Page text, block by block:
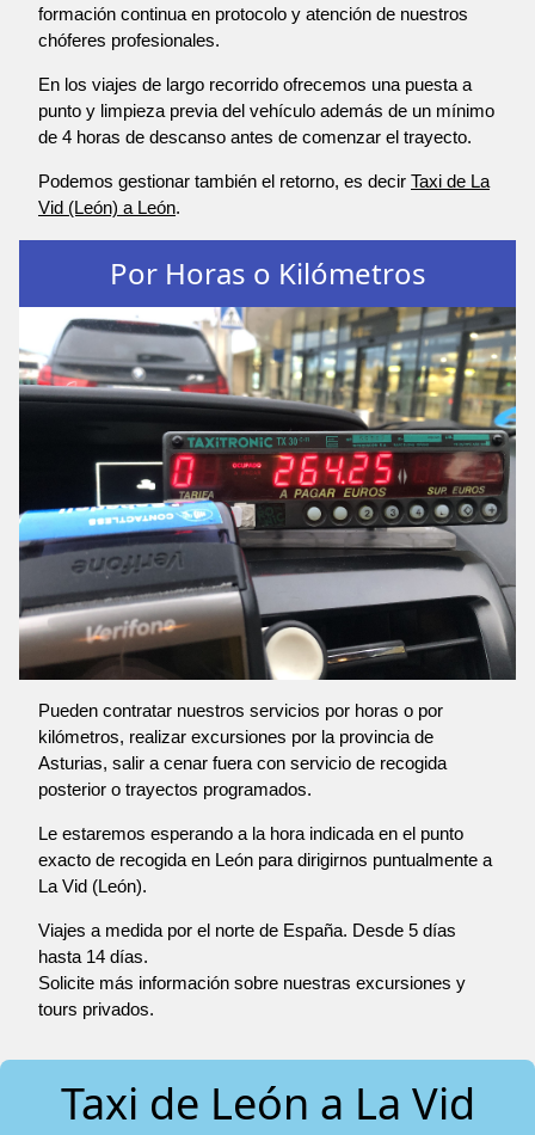
formación continua en protocolo y atención de nuestros
chóferes profesionales.
En los viajes de largo recorrido ofrecemos una puesta a
punto y limpieza previa del vehículo además de un mínimo
de 4 horas de descanso antes de comenzar el trayecto.
Podemos gestionar también el retorno, es decir Taxi de La
Vid (León) a León.
Por Horas o Kilómetros
Pueden contratar nuestros servicios por horas o por
kilómetros, realizar excursiones por la provincia de
Asturias, salir a cenar fuera con servicio de recogida
posterior o trayectos programados.
Le estaremos esperando a la hora indicada en el punto
exacto de recogida en León para dirigirnos puntualmente a
La Vid (León).
Viajes a medida por el norte de España. Desde 5 días
hasta 14 días.
Solicite más información sobre nuestras excursiones y
tours privados.
Taxi de León a La Vid